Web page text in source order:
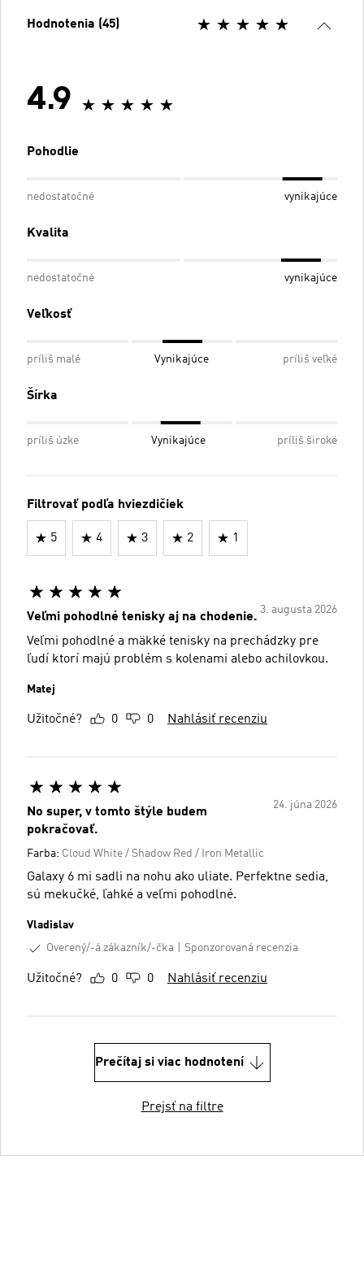
Hodnotenia (45)
4.9
Pohodlie
nedostatočné vynikajúce
Kvalita
nedostatočné vynikajúce
Veľkosť
príliš malé Vynikajúce príliš veľké
Šírka
príliš úzke Vynikajúce príliš široké
Filtrovať podľa hviezdičiek
5 4 3 2 1
3. augusta 2026
Veľmi pohodlné tenisky aj na chodenie.
Veľmi pohodlné a mäkké tenisky na prechádzky pre
ľudí ktorí majú problém s kolenami alebo achilovkou.
Matej
Užitočné? 0 0 Nahlásiť recenziu
24. júna 2026
No super, v tomto štýle budem
pokračovať.
Farba: Cloud White / Shadow Red / Iron Metallic
Galaxy 6 mi sadli na nohu ako uliate. Perfektne sedia,
sú mekučké, ľahké a veľmi pohodlné.
Vladislav
Overený/-á zákazník/-čka
Sponzorovaná recenzia
Užitočné? 0 0 Nahlásiť recenziu
Prečítaj si viac hodnotení
Prejsť na filtre